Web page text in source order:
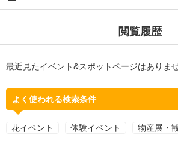
閲覧履歴
最近見たイベント&スポットページはありませ
よく使われる検索条件
花イベント 体験イベント 物産展・